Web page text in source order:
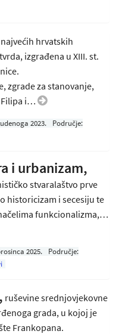
hrvatskih
izgrađena u XIII. st.
zgrade za stanovanje,
Filipa i…
2023.
Područje:
i urbanizam,
stvaralaštvo prve
historicizam i secesiju te
funkcionalizma,…
2025.
Područje:
ruševine srednjovjekovne
grada, u kojoj je
Frankopana.